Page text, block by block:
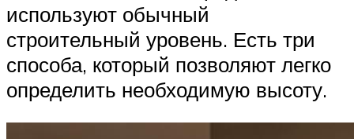
используют обычный
строительный уровень. Есть три
способа, который позволяют легко
определить необходимую высоту.